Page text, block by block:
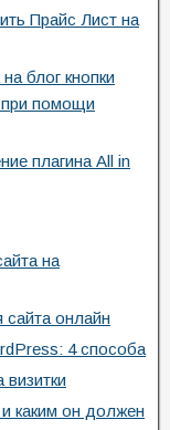
Прайс Лист на
блог кнопки
помощи
плагина All in
на
сайта онлайн
4 способа
каким он должен